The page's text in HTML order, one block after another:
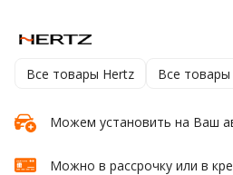
Все товары Hertz Все товары
Можем установить на Ваш
Можно в рассрочку или в